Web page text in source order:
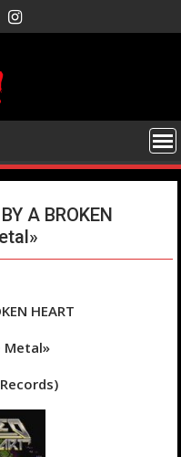
A BROKEN
HEART
Metal»